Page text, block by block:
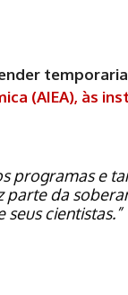
(AIEA), às
programas e
parte da
cientistas.”